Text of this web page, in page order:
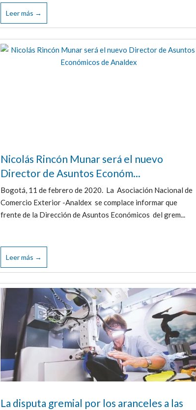
Leer más →
Nicolás Rincón Munar será el nuevo
Director de Asuntos Económ...
Bogotá, 11 de febrero de 2020. La Asociación Nacional de
Comercio Exterior -Analdex se complace informar que
frente de la Dirección de Asuntos Económicos del grem...
Leer más →
La disputa gremial por los aranceles a las